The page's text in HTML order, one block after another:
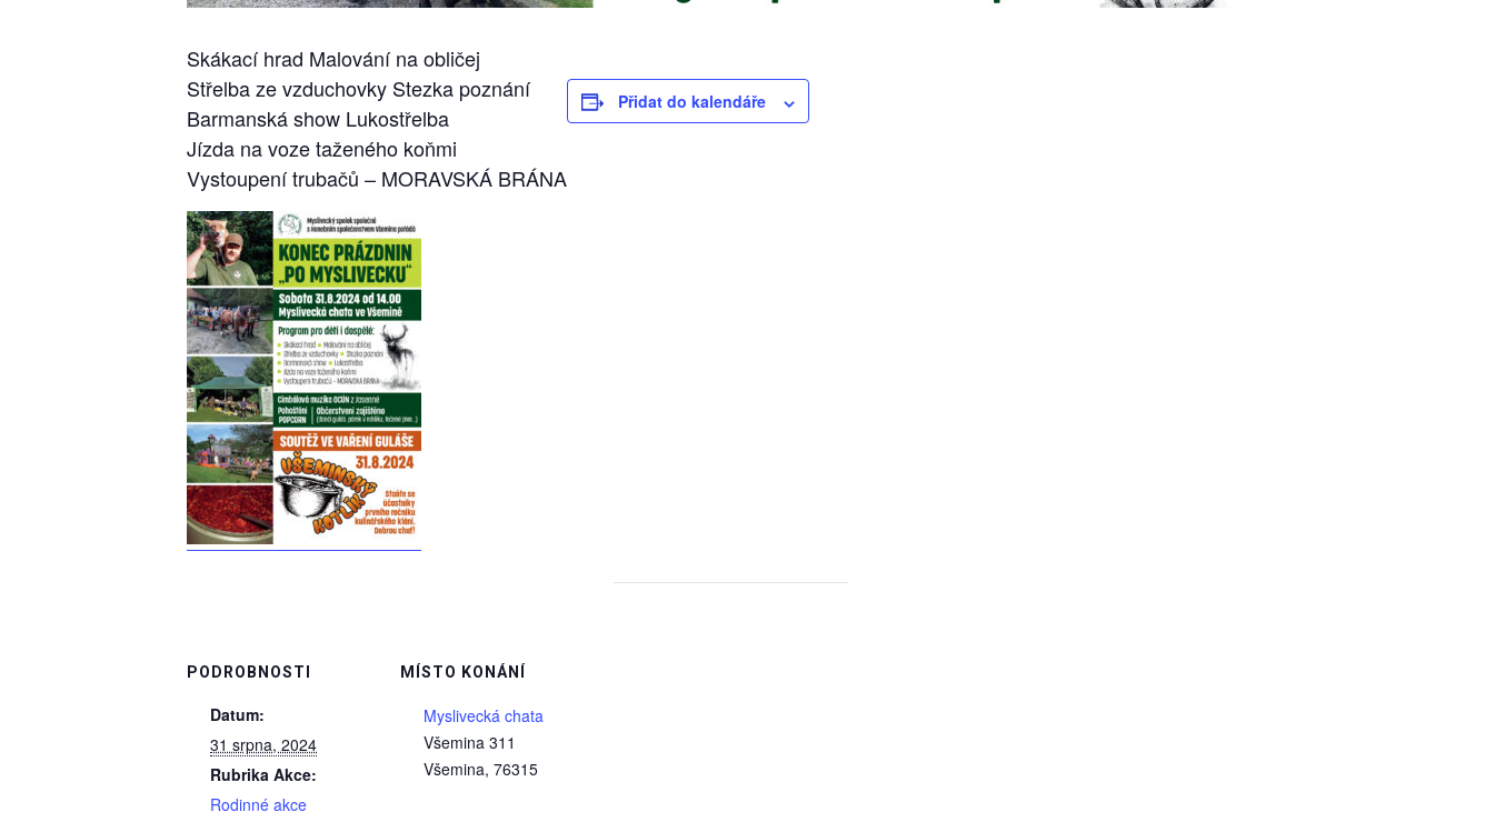
Skákací hrad Malování na obličej
Střelba ze vzduchovky Stezka poznání
Barmanská show Lukostřelba
Jízda na voze taženého koňmi
Vystoupení trubačů – MORAVSKÁ BRÁNA
Přidat do kalendáře
PODROBNOSTI
Datum:
31 srpna, 2024
Rubrika Akce:
Rodinné akce
MÍSTO KONÁNÍ
Myslivecká chata
Všemina 311
Všemina, 76315